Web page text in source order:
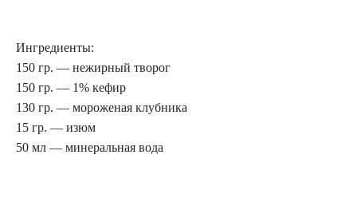
Ингредиенты:
150 гр. — нежирный творог
150 гр. — 1% кефир
130 гр. — мороженая клубника
15 гр. — изюм
50 мл — минеральная вода